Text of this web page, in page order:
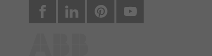
facebook Linkedin Pinterest